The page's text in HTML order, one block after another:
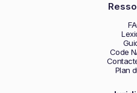
Code
Plan